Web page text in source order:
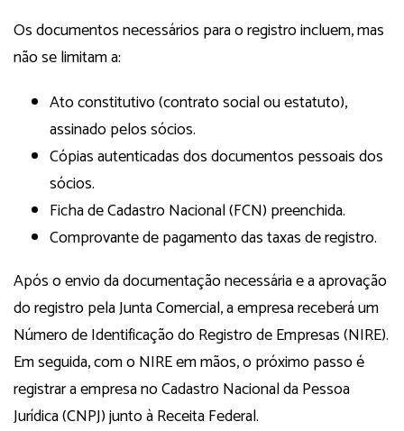
Os documentos necessários para o registro incluem, mas
não se limitam a:
Ato constitutivo (contrato social ou estatuto),
assinado pelos sócios.
Cópias autenticadas dos documentos pessoais dos
sócios.
Ficha de Cadastro Nacional (FCN) preenchida.
Comprovante de pagamento das taxas de registro.
Após o envio da documentação necessária e a aprovação
do registro pela Junta Comercial, a empresa receberá um
Número de Identificação do Registro de Empresas (NIRE).
Em seguida, com o NIRE em mãos, o próximo passo é
registrar a empresa no Cadastro Nacional da Pessoa
Jurídica (CNPJ) junto à Receita Federal.